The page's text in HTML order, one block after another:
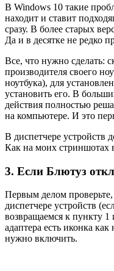
В Windows 10 такие
находит и ставит
сразу. В более старых
Да и в десятке не редко
Все, что нужно сделать:
производителя своего
ноутбука), для
установить его. В
действия полностью
на компьютере. И это
В диспетчере устройств
Как на моих стриншотах
3. Если Блютуз
Первым делом
диспетчере устройств
возвращаемся к пункту
адаптера есть иконка
нужно включить.